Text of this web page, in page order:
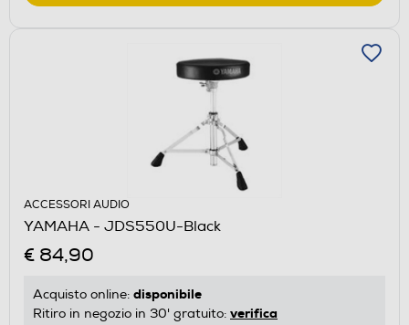
ACCESSORI AUDIO
YAMAHA - JDS550U-Black
€ 84,90
Acquisto online: disponibile
Ritiro in negozio in 30' gratuito: verifica